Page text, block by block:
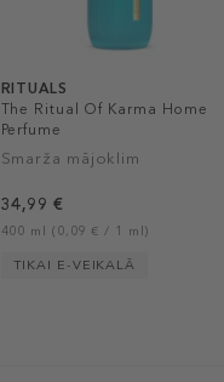
RITUALS
The Ritual Of Karma Home
Perfume
Smarža mājoklim
34,99 €
400 ml (0,09 € / 1 ml)
TIKAI E-VEIKALĀ